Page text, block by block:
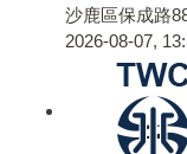
沙鹿區保成路
2026-08-07,